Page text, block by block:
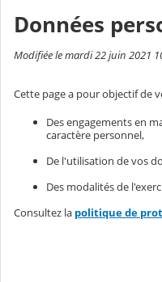
Données
Modifiée le mardi 22 juin 2021
Cette page a pour objectif de
Des engagements en
caractère personnel,
De l'utilisation de vos
Des modalités de
Consultez la politique de